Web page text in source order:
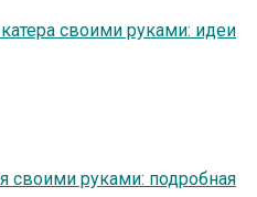
своими руками: идеи
своими руками: подробная